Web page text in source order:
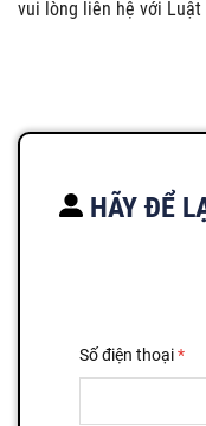
vui lòng liên hệ với
HÃY ĐỂ